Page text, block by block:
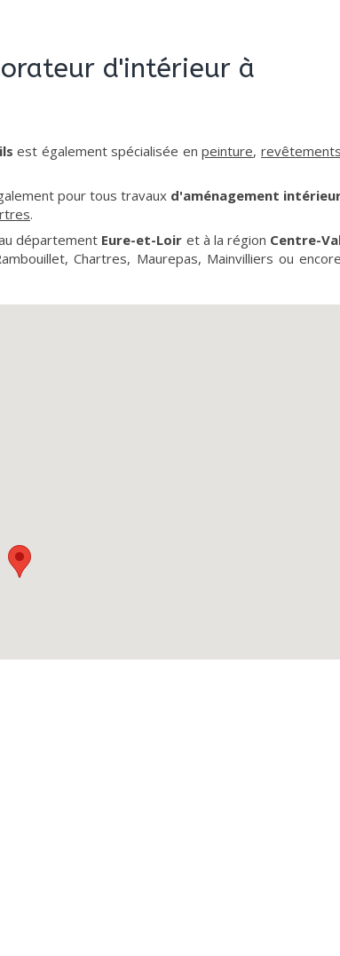
d'intérieur à
est également spécialisée enpeinture,
pour tous travaux d'aménagement
.
département Eure-et-Loir et à la région Centre-
Chartres, Maurepas, Mainvilliers ou